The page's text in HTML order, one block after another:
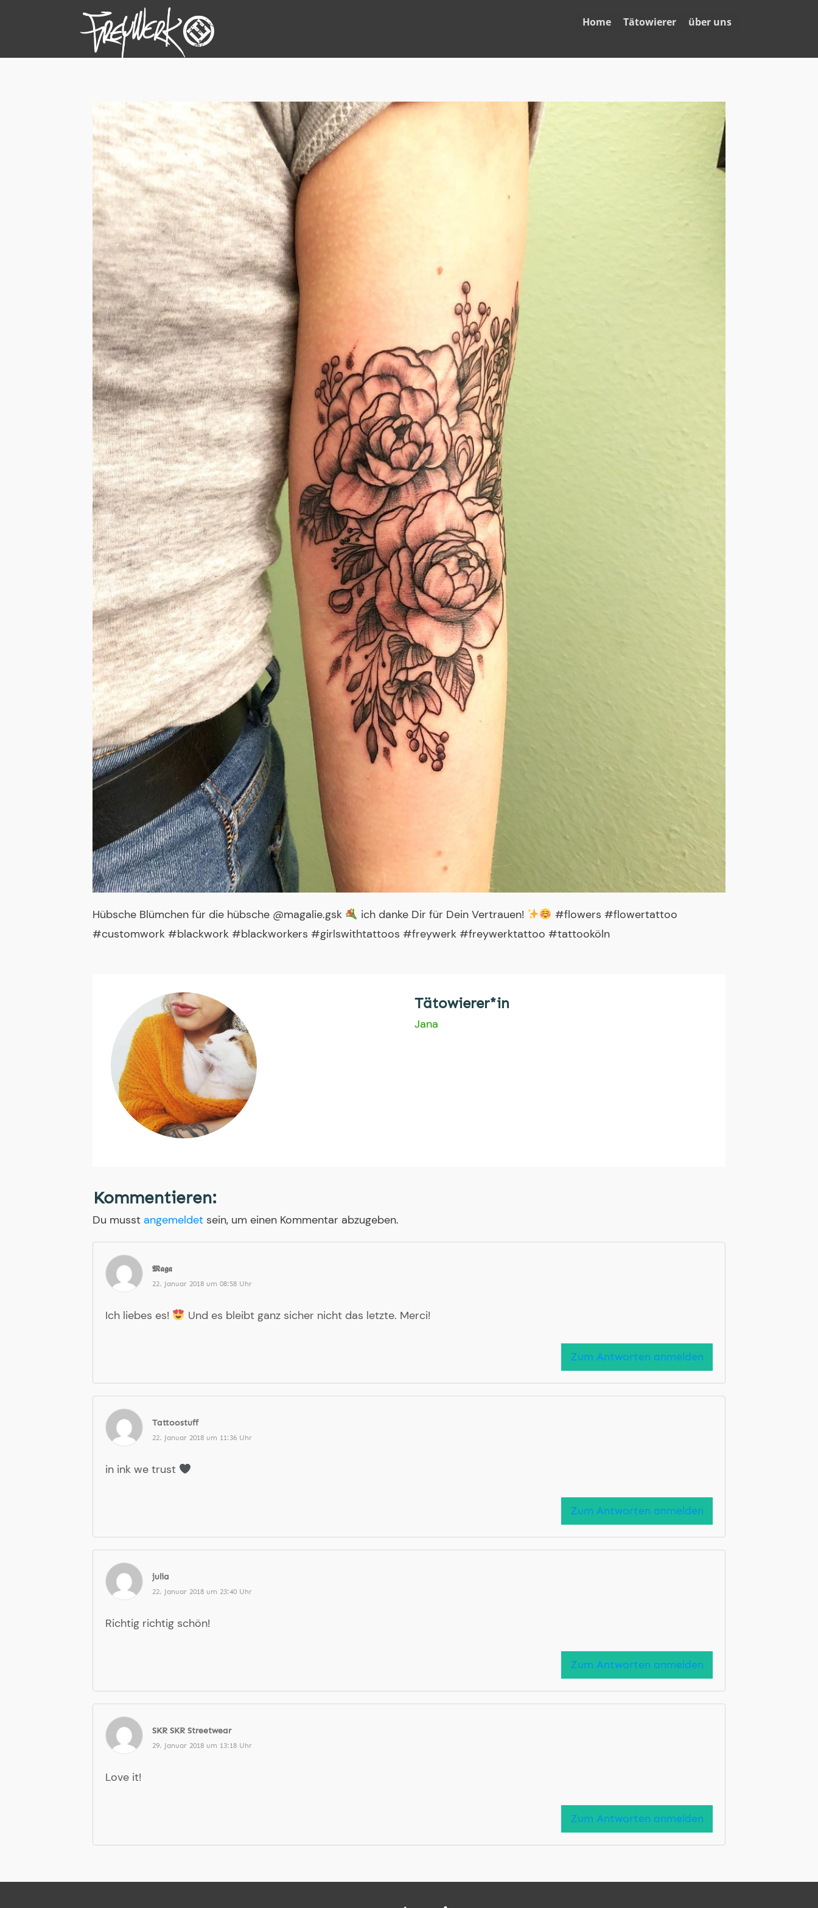
Home Tätowierer über uns
Hübsche Blümchen für die hübsche @magalie.gsk ich danke Dir für Dein Vertrauen!
#flowers #flowertattoo
#customwork #blackwork #blackworkers #girlswithtattoos #freywerk #freywerktattoo #tattooköln
Tätowierer*in
Jana
Kommentieren:
Du musst angemeldet sein, um einen Kommentar abzugeben.
𝕸𝖆𝖌𝖆
22. Januar 2018 um 08:58 Uhr
Ich liebes es! Und es bleibt ganz sicher nicht das letzte. Merci!
Zum Antworten anmelden
Tattoostuff
22. Januar 2018 um 11:36 Uhr
in ink we trust
Zum Antworten anmelden
julia
22. Januar 2018 um 23:40 Uhr
Richtig richtig schön!
Zum Antworten anmelden
SKR SKR Streetwear
29. Januar 2018 um 13:18 Uhr
Love it!
Zum Antworten anmelden